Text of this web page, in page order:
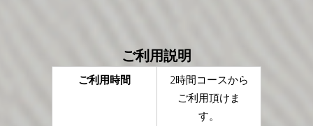
ご利用説明
ご利用時間
2時間コースから
ご利用頂けま
す。